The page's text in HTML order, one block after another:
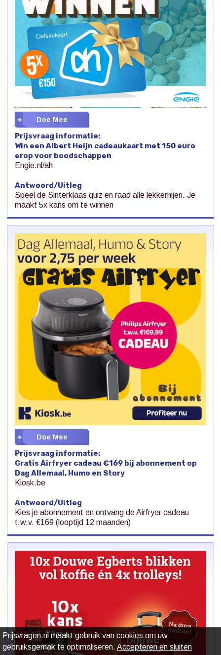
Doe Mee
Prijsvraag informatie:
Win een Albert Heijn cadeaukaart met 150 euro
erop voor boodschappen
Engie.nl/ah
Antwoord/Uitleg
Speel de Sinterklaas quiz en raad alle lekkernijen. Je
maakt 5x kans om te winnen
Doe Mee
Prijsvraag informatie:
Gratis Airfryer cadeau €169 bij abonnement op
Dag Allemaal, Humo en Story
Kiosk.be
Antwoord/Uitleg
Kies je abonnement en ontvang de Airfryer cadeau
t.w.v. €169 (looptijd 12 maanden)
Prijsvragen.nl maakt gebruik van cookies om uw
gebruiksgemak te optimaliseren. Accepteren en sluiten